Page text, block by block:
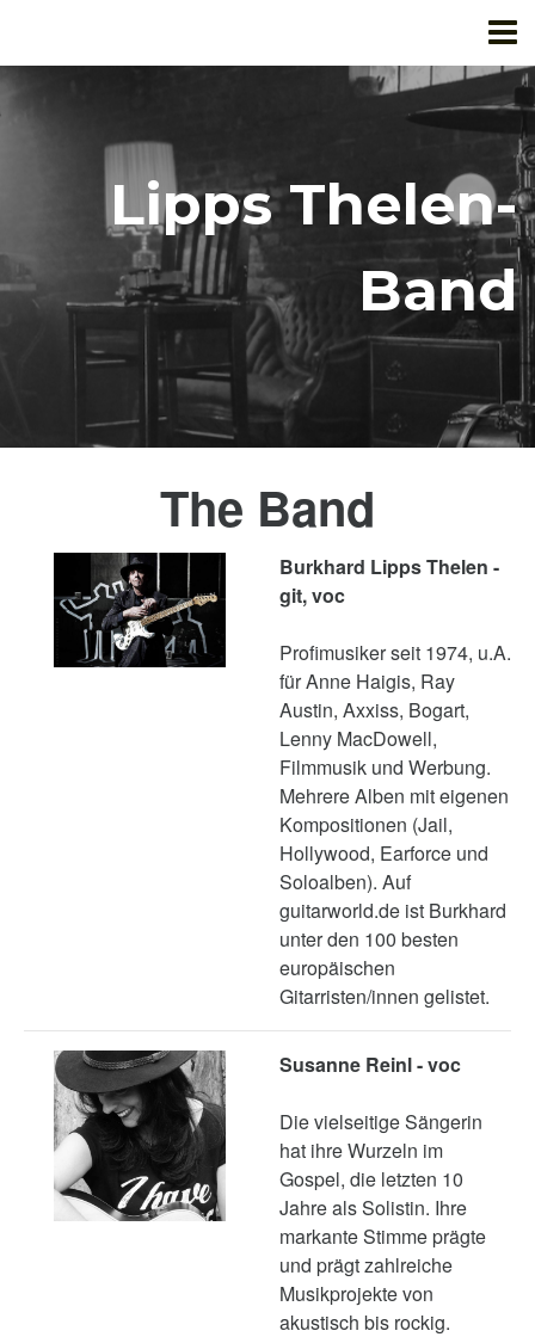
Termine
Booking
PressKit
Newsletter
Lipps Thelen-
Band
The Band
Burkhard Lipps Thelen -
git, voc
Profimusiker seit 1974, u.A.
für Anne Haigis, Ray
Austin, Axxiss, Bogart,
Lenny MacDowell,
Filmmusik und Werbung.
Mehrere Alben mit eigenen
Kompositionen (Jail,
Hollywood, Earforce und
Soloalben). Auf
guitarworld.de ist Burkhard
unter den 100 besten
europäischen
Gitarristen/innen gelistet.
Susanne Reinl - voc
Die vielseitige Sängerin
hat ihre Wurzeln im
Gospel, die letzten 10
Jahre als Solistin. Ihre
markante Stimme prägte
und prägt zahlreiche
Musikprojekte von
akustisch bis rockig.